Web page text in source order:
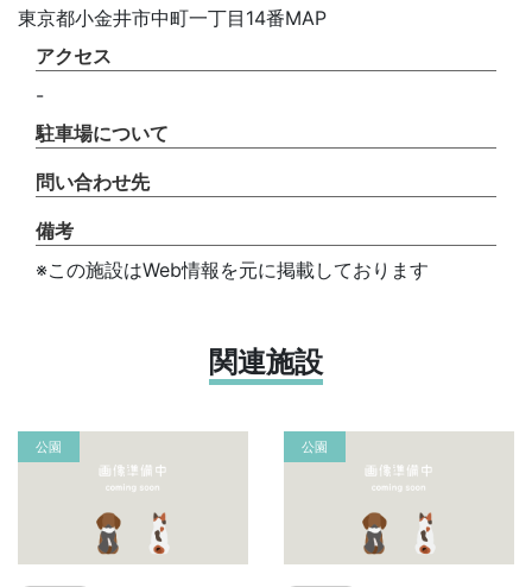
東京都小金井市中町一丁目14番MAP
アクセス
-
駐車場について
問い合わせ先
備考
※この施設はWeb情報を元に掲載しております
関連施設
公園 公園